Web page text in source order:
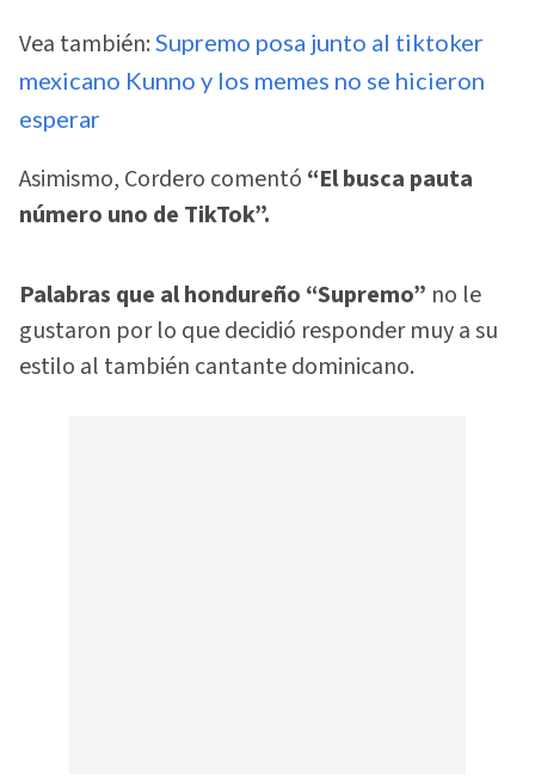
Vea también: Supremo posa junto al tiktoker
mexicano Kunno y los memes no se hicieron
esperar
Asimismo, Cordero comentó “El busca pauta
número uno de TikTok”.
Palabras que al hondureño “Supremo” no le
gustaron por lo que decidió responder muy a su
estilo al también cantante dominicano.